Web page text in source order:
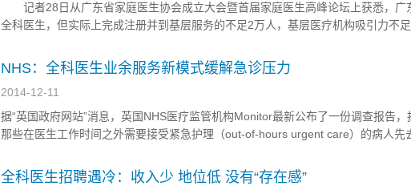
记者28日从广东省家庭医生协会成立大会暨首届家庭医生高峰论坛上获悉，广
全科医生，但实际上完成注册并到基层服务的不足2万人，基层医疗机构吸引力不
绍，所谓家庭医生式服务，就是社区全科医生与...
NHS：全科医生业余服务新模式缓解急诊压力
2014-12-11
据“英国政府网站”消息，英国NHS医疗监管机构Monitor最新公布了一份调查报告
那些在医生工作时间之外需要接受紧急护理（out-of-hours urgent care）的病人先
果英...
全科医生招聘遇冷：收入少 地位低 没有“存在感”